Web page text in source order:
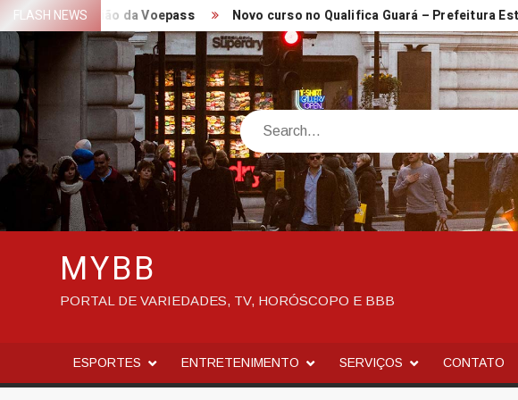
Skip
to
content
FLASH NEWS
de avião da Voepass Novo curso no Qualifica Guará – Prefeitura Estância
Search
MYBB
PORTAL DE VARIEDADES, TV, HORÓSCOPO E BBB
ESPORTES ENTRETENIMENTO SERVIÇOS CONTATO